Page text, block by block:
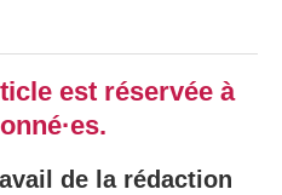
est réservée à
de la rédaction